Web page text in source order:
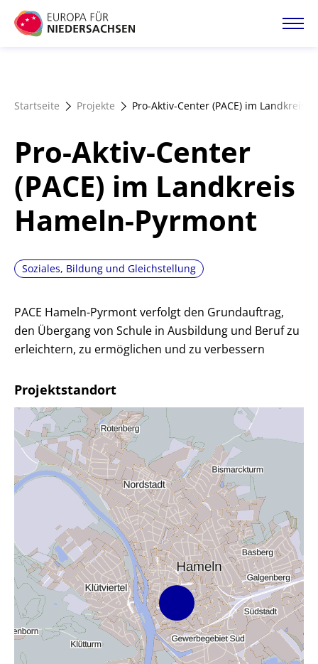
Direkt
zum
Förderangebote
Magazin
Startseite Projekte Pro-Aktiv-Center (PACE) im Landkreis
Pro-Aktiv-Center
(PACE) im Landkreis
Hameln-Pyrmont
Soziales, Bildung und Gleichstellung
PACE Hameln-Pyrmont verfolgt den Grundauftrag,
den Übergang von Schule in Ausbildung und Beruf zu
erleichtern, zu ermöglichen und zu verbessern
Projektstandort